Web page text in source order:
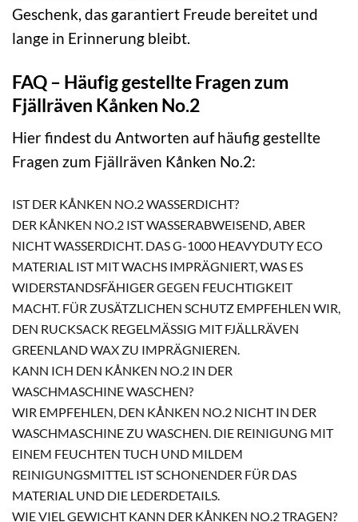
Geschenk, das garantiert Freude bereitet und
lange in Erinnerung bleibt.
FAQ – Häufig gestellte Fragen zum
Fjällräven Kånken No.2
Hier findest du Antworten auf häufig gestellte
Fragen zum Fjällräven Kånken No.2:
IST DER KÅNKEN NO.2 WASSERDICHT?
DER KÅNKEN NO.2 IST WASSERABWEISEND, ABER
NICHT WASSERDICHT. DAS G-1000 HEAVYDUTY ECO
MATERIAL IST MIT WACHS IMPRÄGNIERT, WAS ES
WIDERSTANDSFÄHIGER GEGEN FEUCHTIGKEIT
MACHT. FÜR ZUSÄTZLICHEN SCHUTZ EMPFEHLEN WIR,
DEN RUCKSACK REGELMÄSSIG MIT FJÄLLRÄVEN G
REENLAND WAX ZU IMPRÄGNIEREN.
KANN ICH DEN KÅNKEN NO.2 IN DER
WASCHMASCHINE WASCHEN?
WIR EMPFEHLEN, DEN KÅNKEN NO.2 NICHT IN DER
WASCHMASCHINE ZU WASCHEN. DIE REINIGUNG MIT
EINEM FEUCHTEN TUCH UND MILDEM
REINIGUNGSMITTEL IST SCHONENDER FÜR DAS
MATERIAL UND DIE LEDERDETAILS.
WIE VIEL GEWICHT KANN DER KÅNKEN NO.2 TRAGEN?